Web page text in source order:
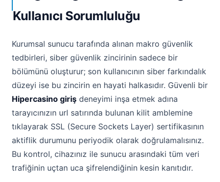
Kullanıcı Sorumluluğu
Kurumsal sunucu tarafında alınan makro güvenlik
tedbirleri, siber güvenlik zincirinin sadece bir
bölümünü oluşturur; son kullanıcının siber farkındalık
düzeyi ise bu zincirin en hayati halkasıdır. Güvenli bir
Hipercasino giriş deneyimi inşa etmek adına
tarayıcınızın url satırında bulunan kilit amblemine
tıklayarak SSL (Secure Sockets Layer) sertifikasının
aktiflik durumunu periyodik olarak doğrulamalısınız.
Bu kontrol, cihazınız ile sunucu arasındaki tüm veri
trafiğinin uçtan uca şifrelendiğinin kesin kanıtıdır.